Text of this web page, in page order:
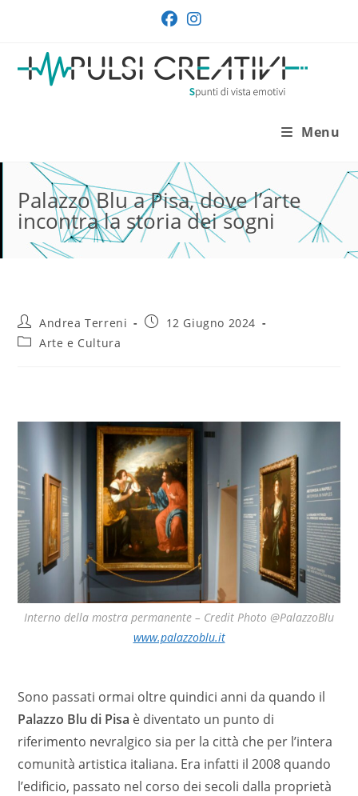
contenuto
Menu
Palazzo Blu a Pisa, dove l’arte
incontra la storia dei sogni
Autore
dell'articolo:
Andrea Terreni
Articolo12 Giugno 2024
Categoria
Arte e Cultura
Interno della mostra permanente – Credit Photo @PalazzoBlu
www.palazzoblu.it
Sono passati ormai oltre quindici anni da quando il
Palazzo Blu di Pisa è diventato un punto di
riferimento nevralgico sia per la città che per l’intera
comunità artistica italiana. Era infatti il 2008 quando
l’edificio, passato nel corso dei secoli dalla proprietà